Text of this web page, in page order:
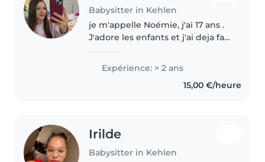
Babysitter in Kehlen
je m'appelle Noémie, j'ai 17 ans .
J'adore les enfants et j'ai deja fait
relais . J'ai deux chats . Je danse
depuis toute petite et je suis
Expérience: > 2 ans
15,00 €/heure
Irilde
Babysitter in Kehlen